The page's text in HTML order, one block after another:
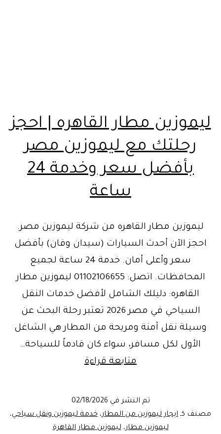
ليموزين مطار القاهره | احجز
رحلتك مع ليموزين مصر
بأفضل سعر وخدمة 24
ساعة
ليموزين مطار القاهره من شركة ليموزين مصر.
احجز الآن أحدث السيارات (سيدان وفان) بأفضل
سعر وأعلى أمان. خدمة 24 ساعة لجميع
المحافظات. اتصل: 01102106655 ليموزين مطار
القاهره: دليلك الشامل لأفضل خدمات النقل
السياحي في مصر 2026 تعتبر رحلة البحث عن
وسيلة نقل آمنة ومريحة من المطار هي الشاغل
الأول لكل مسافر، سواء كان قادماً للسياحة…
متابعة قراءةليموزين
القاهره
|
احجز
تم النشر في 02/18/2026
مصنف كـ ايجار ليموزين من المطار، خدمة ليموزين ونقل سياحي،
ليموزين مطار،ليموزين مطار القاهرة